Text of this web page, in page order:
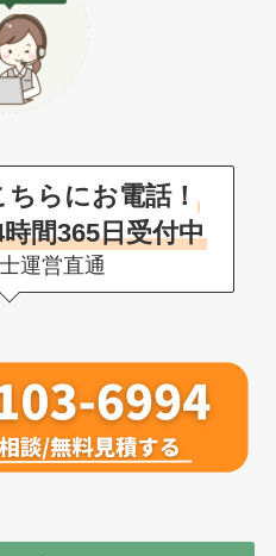
らにお電話！
間365日受付中
運営直通